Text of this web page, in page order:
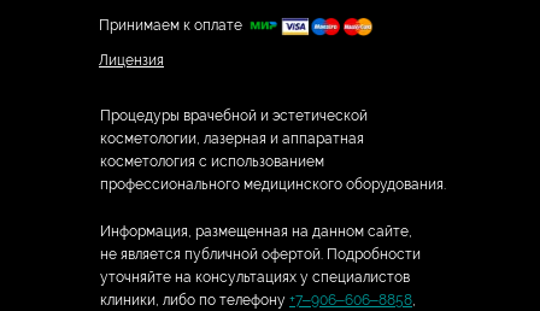
Процедуры врачебной и эстетической
косметологии, лазерная и аппаратная
косметология с использованием
профессионального медицинского оборудования.
Информация, размещенная на данном сайте,
не является публичной офертой. Подробности
уточняйте на консультациях у специалистов
клиники, либо по телефону +7‒906‒606‒8858,
Принимаем к оплате
Лицензия